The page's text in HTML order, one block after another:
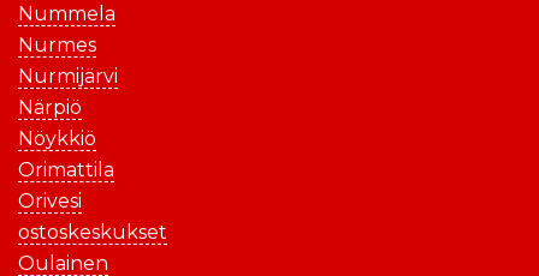
Nummela
Nurmes
Nurmijärvi
Närpiö
Nöykkiö
Orimattila
Orivesi
ostoskeskukset
Oulainen